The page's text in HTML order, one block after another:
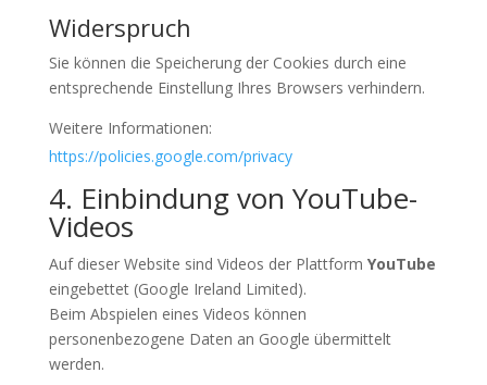
Widerspruch
Sie können die Speicherung der Cookies durch eine
entsprechende Einstellung Ihres Browsers verhindern.
Weitere Informationen:
https://policies.google.com/privacy
4. Einbindung von YouTube-
Videos
Auf dieser Website sind Videos der Plattform YouTube
eingebettet (Google Ireland Limited).
Beim Abspielen eines Videos können
personenbezogene Daten an Google übermittelt
werden.